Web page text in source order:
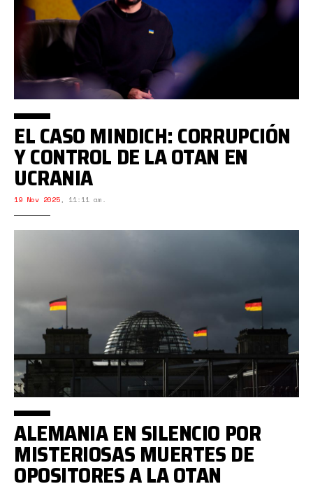
EL CASO MINDICH: CORRUPCIÓN
Y CONTROL DE LA OTAN EN
UCRANIA
19 Nov 2025, 11:11 am.
ALEMANIA EN SILENCIO POR
MISTERIOSAS MUERTES DE
OPOSITORES A LA OTAN